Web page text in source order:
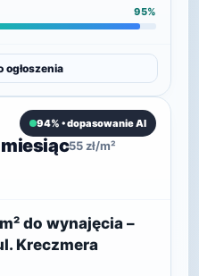
95%
ogłoszenia
94% • dopasowanie AI
55 zł/m²
do wynajęcia –
Kreczmera